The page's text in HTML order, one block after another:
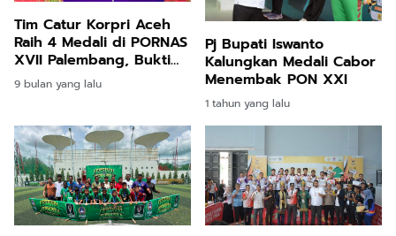
Tim Catur Korpri Aceh
Raih 4 Medali di PORNAS
XVII Palembang, Bukti
Konsistensi di Kancah
Nasional
9 bulan yang lalu
Pj Bupati Iswanto
Kalungkan Medali Cabor
Menembak PON XXI
1 tahun yang lalu